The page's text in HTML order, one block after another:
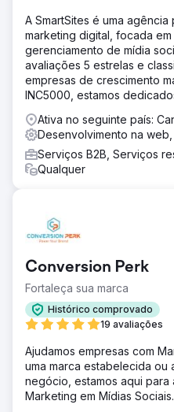
A SmartSites é uma
marketing digital, focada em
gerenciamento de mídia
avaliações 5 estrelas e
empresas de crescimento
INC5000, estamos
Ativa no seguinte país:
Desenvolvimento na
Serviços B2B, Serviços
Qualquer
Conversion Perk
Fortaleça sua marca
Histórico comprovado
19 avaliações
Ajudamos empresas com
uma marca estabelecida ou
negócio, estamos aqui para
Marketing em Mídias Sociais.